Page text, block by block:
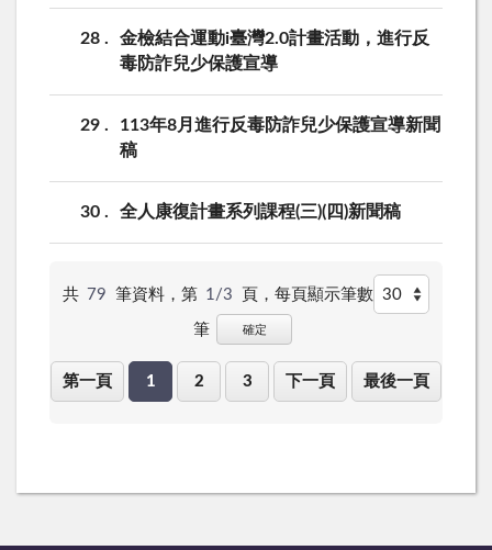
28
金檢結合運動i臺灣2.0計畫活動，進行反
毒防詐兒少保護宣導
29
113年8月進行反毒防詐兒少保護宣導新聞
稿
30 全人康復計畫系列課程(三)(四)新聞稿
共 79 筆資料，第 1/3 頁， 每頁顯示筆數
筆 確定
第一頁 1 2 3 下一頁 最後一頁